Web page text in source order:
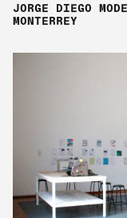
JORGE DIEGO
MONTERREY